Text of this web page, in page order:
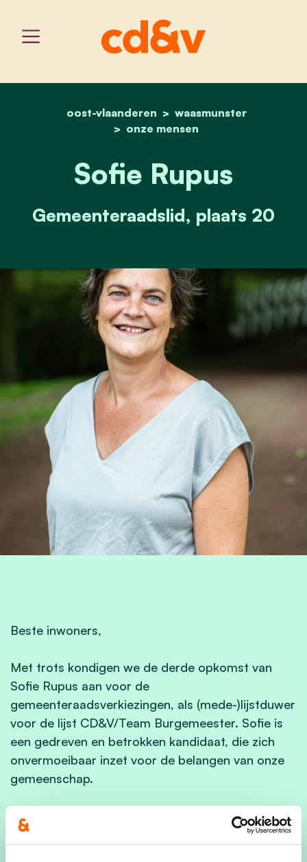
home
oost-vlaanderen
waasmunster
onze mensen
sofie rupus
Sofie Rupus
Gemeenteraadslid, plaats 20
Beste inwoners,
Met trots kondigen we de derde opkomst van
Sofie Rupus aan voor de
gemeenteraadsverkiezingen, als (mede-)lijstduwer
voor de lijst CD&V/Team Burgemeester. Sofie is
een gedreven en betrokken kandidaat, die zich
onvermoeibaar inzet voor de belangen van onze
gemeenschap.
Sofie zet zich in voor onze plaatselijke
landbouwers, een cruciale pijler van onze lokale